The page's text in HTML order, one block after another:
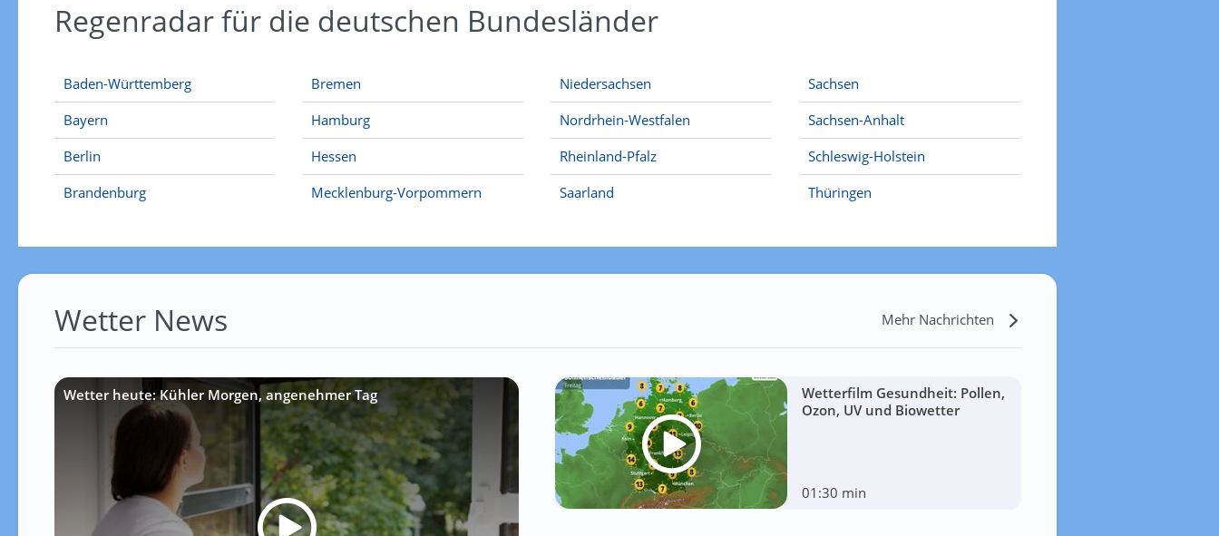
Regenradar für die deutschen Bundesländer
Baden-Württemberg
Bayern
Berlin
Brandenburg
Bremen
Hamburg
Hessen
Mecklenburg-Vorpommern
Niedersachsen
Nordrhein-Westfalen
Rheinland-Pfalz
Saarland
Sachsen
Sachsen-Anhalt
Schleswig-Holstein
Thüringen
Wetter News Mehr Nachrichten
Wetter heute: Kühler Morgen, angenehmer Tag
Wetterfilm Gesundheit: Pollen,
Ozon, UV und Biowetter
01:30 min